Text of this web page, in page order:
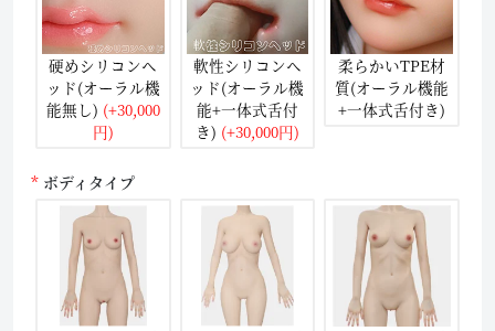
硬めシリコンヘ
ッド(オーラル機
能無し) (+30,000
円)
軟性シリコンヘ
ッド(オーラル機
能+一体式舌付
き) (+30,000円)
柔らかいTPE材
質(オーラル機能
+一体式舌付き)
ボディタイプ